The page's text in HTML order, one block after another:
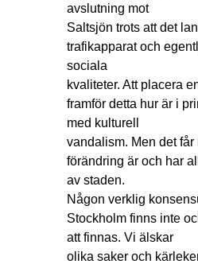
avslutning mot
Saltsjön trots att det
trafikapparat och
sociala
kvaliteter. Att placera
framför detta hur är i
med kulturell
vandalism. Men det
förändring är och har
av staden.
Någon verklig
Stockholm finns inte
att finnas. Vi älskar
olika saker och